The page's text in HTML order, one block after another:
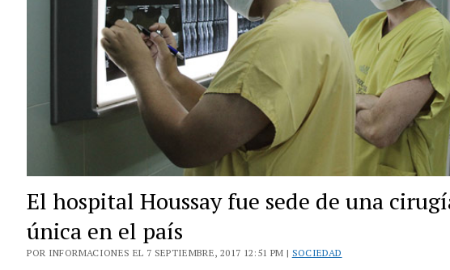
El hospital Houssay fue sede de una
única en el país
POR INFORMACIONES EL 7 SEPTIEMBRE, 2017 12:51 PM | SOCIEDAD